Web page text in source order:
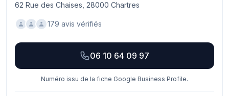
62 Rue des Chaises, 28000 Chartres
179 avis vérifiés
06 10 64 09 97
Numéro issu de la fiche Google Business Profile.